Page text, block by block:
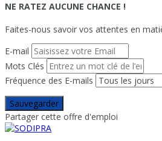
NE RATEZ AUCUNE CHANCE !
Faites-nous savoir vos attentes en
E-mail
Mots Clés
Fréquence des E-mails
Sauvegarder
Partager cette offre d'emploi